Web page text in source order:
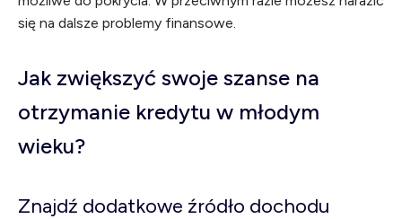
się na dalsze problemy finansowe.
Jak zwiększyć swoje szanse na
otrzymanie kredytu w młodym
wieku?
Znajdź dodatkowe źródło dochodu